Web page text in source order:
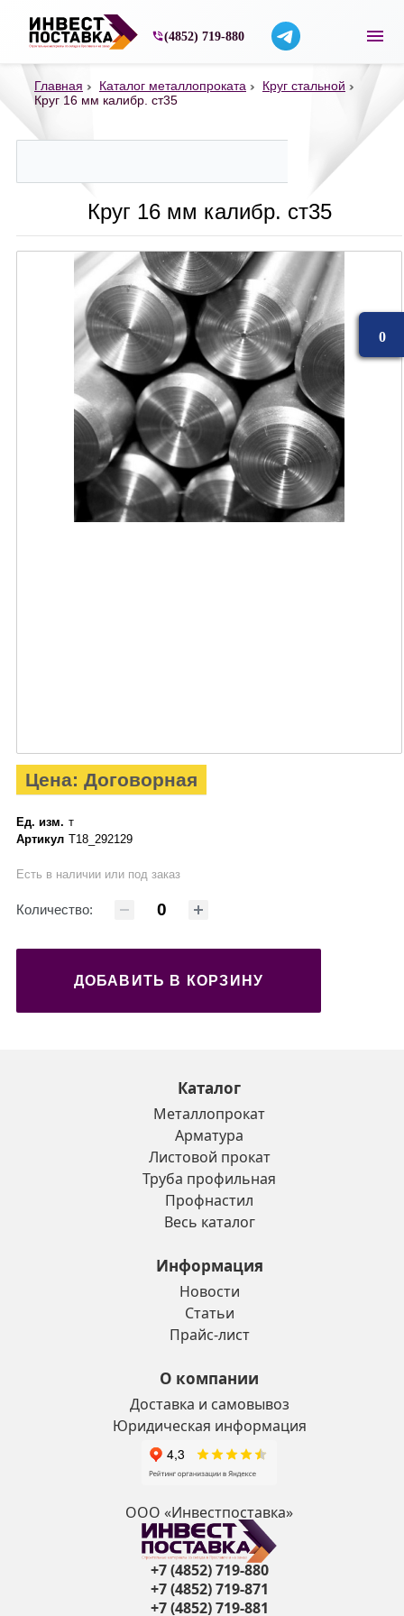
Строительные материалы со склада в
(4852) 719-880
Главная Каталог металлопроката
Круг стальной
Круг 16 мм калибр. ст35
Круг 16 мм калибр. ст35
Цена: Договорная
Ед. изм. т
Артикул Т18_292129
Есть в наличии или под заказ
Количество:
ДОБАВИТЬ В КОРЗИНУ
Каталог
Металлопрокат
Арматура
Листовой прокат
Труба профильная
Профнастил
Весь каталог
Информация
Новости
Статьи
Прайс-лист
О компании
Доставка и самовывоз
Юридическая информация
ООО «Инвестпоставка»
+7 (4852) 719-880
+7 (4852) 719-871
+7 (4852) 719-881
0